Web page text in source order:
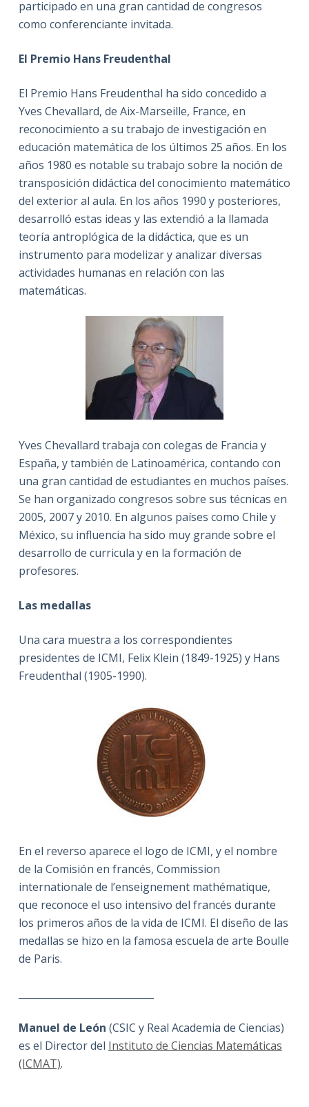
participado en una gran cantidad de congresos
como conferenciante invitada.
El Premio Hans Freudenthal
El Premio Hans Freudenthal ha sido concedido a
Yves Chevallard, de Aix-Marseille, France, en
reconocimiento a su trabajo de investigación en
educación matemática de los últimos 25 años. En los
años 1980 es notable su trabajo sobre la noción de
transposición didáctica del conocimiento matemático
del exterior al aula. En los años 1990 y posteriores,
desarrolló estas ideas y las extendió a la llamada
teoría antroplógica de la didáctica, que es un
instrumento para modelizar y analizar diversas
actividades humanas en relación con las
matemáticas.
Yves Chevallard trabaja con colegas de Francia y
España, y también de Latinoamérica, contando con
una gran cantidad de estudiantes en muchos países.
Se han organizado congresos sobre sus técnicas en
2005, 2007 y 2010. En algunos países como Chile y
México, su influencia ha sido muy grande sobre el
desarrollo de curricula y en la formación de
profesores.
Las medallas
Una cara muestra a los correspondientes
presidentes de ICMI, Felix Klein (1849-1925) y Hans
Freudenthal (1905-1990).
En el reverso aparece el logo de ICMI, y el nombre
de la Comisión en francés, Commission
internationale de l’enseignement mathématique,
que reconoce el uso intensivo del francés durante
los primeros años de la vida de ICMI. El diseño de las
medallas se hizo en la famosa escuela de arte Boulle
de Paris.
Manuel de León (CSIC y Real Academia de Ciencias)
es el Director del Instituto de Ciencias Matemáticas
(ICMAT).